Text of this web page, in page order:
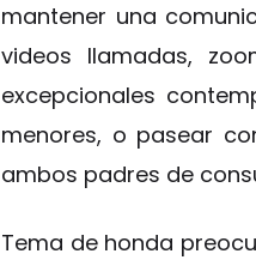
mantener una
videos llamadas,
excepcionales
menores, o pasear
ambos padres de
Tema de honda